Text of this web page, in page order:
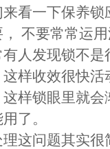
来看一下保养锁
， 不要常常运
有人发现锁不
这样收效很快
这样锁眼里就
了。
理这问题其实